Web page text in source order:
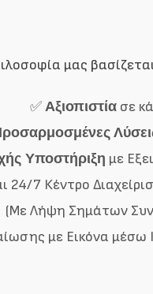
μας
✅ Αξιοπιστίασε
Υποστήριξη με
24/7 Κέντρο
(Με Λήψη Σημάτων
με Εικόνα